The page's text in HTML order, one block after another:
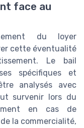
face au
du loyer
cette éventualité
Le bail
spécifiques et
analysés avec
survenir lors du
en cas de
la commercialité,